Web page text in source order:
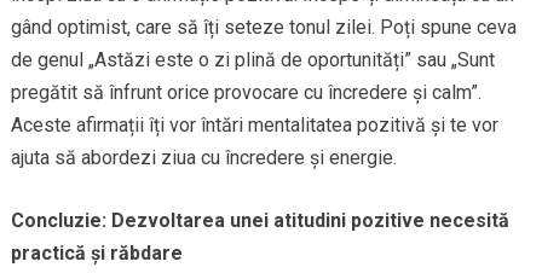
gând optimist, care să îți seteze tonul zilei. Poți spune ceva
de genul „Astăzi este o zi plină de oportunități” sau „Sunt
pregătit să înfrunt orice provocare cu încredere și calm”.
Aceste afirmații îți vor întări mentalitatea pozitivă și te vor
ajuta să abordezi ziua cu încredere și energie.
Concluzie: Dezvoltarea unei atitudini pozitive necesită
practică și răbdare